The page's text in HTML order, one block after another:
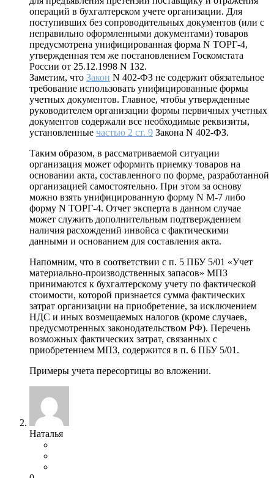
операций в бухгалтерском учете организации. Для
поступивших без сопроводительных документов (или с
неправильно оформленными документами) товаров
предусмотрена унифицированная форма N ТОРГ-4,
утвержденная тем же постановлением Госкомстата
России от 25.12.1998 N 132.
Заметим, что Закон N 402-ФЗ не содержит обязательное
требование использовать унифицированные формы
учетных документов. Главное, чтобы утвержденные
руководителем организации формы первичных учетных
документов содержали все необходимые реквизиты,
установленные частью 2 ст. 9 Закона N 402-ФЗ.
Таким образом, в рассматриваемой ситуации
организация может оформить приемку товаров на
основании акта, составленного по форме, разработанной
организацией самостоятельно. При этом за основу
можно взять унифицированную форму N М-7 либо
форму N ТОРГ-4. Отчет эксперта в данном случае
может служить дополнительным подтверждением
наличия расхождений инвойса с фактическими
данными и основанием для составления акта.
Напомним, что в соответствии с п. 5 ПБУ 5/01 «Учет
материально-производственных запасов» МПЗ
принимаются к бухгалтерскому учету по фактической
стоимости, которой признается сумма фактических
затрат организации на приобретение, за исключением
НДС и иных возмещаемых налогов (кроме случаев,
предусмотренных законодательством РФ). Перечень
возможных фактических затрат, связанных с
приобретением МПЗ, содержится в п. 6 ПБУ 5/01.
Примеры учета пересортицы во вложении.
Наталья